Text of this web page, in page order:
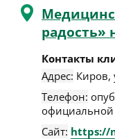
радость»
Контакты
Адрес: Киров,
Телефон:
официальной
Сайт: https://